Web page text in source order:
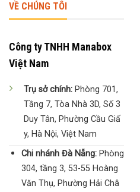
VỀ CHÚNG TÔI
Công ty TNHH Manabox
Việt Nam
Trụ sở chính: Phòng 701,
Tầng 7, Tòa Nhà 3D, Số 3
Duy Tân, Phường Cầu Giấ
y, Hà Nội, Việt Nam
Chi nhánh Đà Nẵng:Phòng
304, tầng 3, 53-55 Hoàng
Văn Thụ, Phường Hải Châ